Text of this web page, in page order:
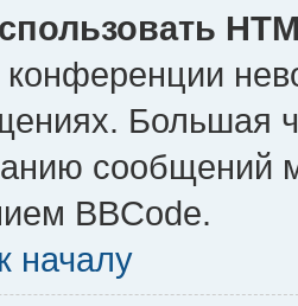
конференции
Большая
сообщений
BBCode.
началу